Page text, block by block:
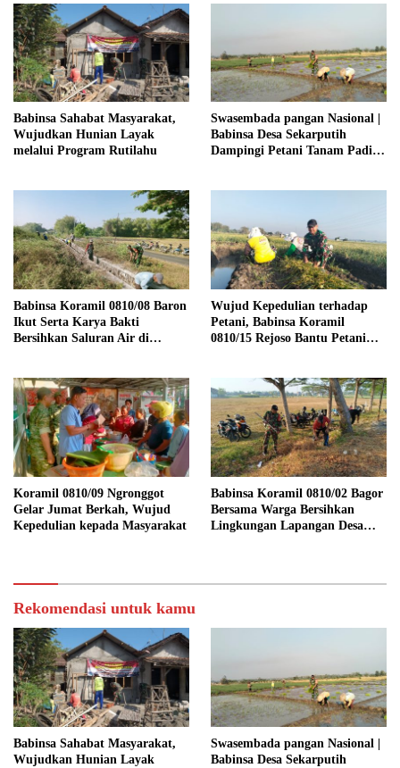
Babinsa Sahabat Masyarakat,
Wujudkan Hunian Layak
melalui Program Rutilahu
Swasembada pangan Nasional |
Babinsa Desa Sekarputih
Dampingi Petani Tanam Padi,
Babinsa Koramil 0810/08 Baron
Ikut Serta Karya Bakti
Bersihkan Saluran Air di
Wujud Kepedulian terhadap
Petani, Babinsa Koramil
0810/15 Rejoso Bantu Petani
Koramil 0810/09 Ngronggot
Gelar Jumat Berkah, Wujud
Kepedulian kepada Masyarakat
Babinsa Koramil 0810/02 Bagor
Bersama Warga Bersihkan
Lingkungan Lapangan Desa
Rekomendasi untuk kamu
Babinsa Sahabat Masyarakat,
Wujudkan Hunian Layak
Swasembada pangan Nasional |
Babinsa Desa Sekarputih